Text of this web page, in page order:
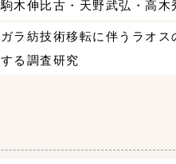
駒木伸比古・天野武弘・高木
ガラ紡技術移転に伴うラオ
する調査研究